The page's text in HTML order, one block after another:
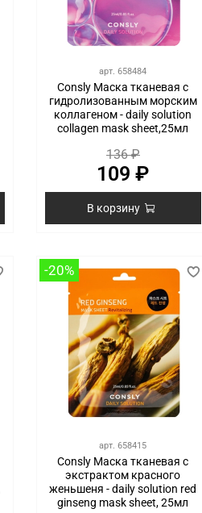
арт.658484
Consly Маска тканевая с
гидролизованным морским
коллагеном - daily solution
collagen mask sheet,25мл
136 ₽
109 ₽
В корзину
-20%
арт.658415
Consly Маска тканевая с
экстрактом красного
женьшеня - daily solution red
ginseng mask sheet, 25мл